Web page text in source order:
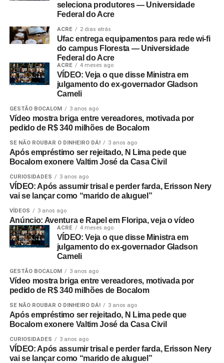
seleciona produtores — Universidade
Federal do Acre
ACRE 2 dias atrás
Ufac entrega equipamentos para rede wi-fi
do campus Floresta — Universidade
Federal do Acre
ACRE 4 meses ago
VÍDEO: Veja o que disse Ministra em
julgamento do ex-governador Gladson
Cameli
GESTÃO BOCALOM 3 anos ago
Vídeo mostra briga entre vereadores, motivada por
pedido de R$ 340 milhões de Bocalom
SE NÃO ROUBAR O DINHEIRO DÁ! 3 anos ago
Após empréstimo ser rejeitado, N Lima pede que
Bocalom exonere Valtim José da Casa Civil
CURIOSIDADES 3 anos ago
VÍDEO: Após assumir trisal e perder farda, Erisson Nery
vai se lançar como “marido de aluguel”
VÍDEOS 3 anos ago
Anúncio: Aventura e Rapel em Floripa, veja o vídeo
ACRE 4 meses ago
VÍDEO: Veja o que disse Ministra em
julgamento do ex-governador Gladson
Cameli
GESTÃO BOCALOM 3 anos ago
Vídeo mostra briga entre vereadores, motivada por
pedido de R$ 340 milhões de Bocalom
SE NÃO ROUBAR O DINHEIRO DÁ! 3 anos ago
Após empréstimo ser rejeitado, N Lima pede que
Bocalom exonere Valtim José da Casa Civil
CURIOSIDADES 3 anos ago
VÍDEO: Após assumir trisal e perder farda, Erisson Nery
vai se lançar como “marido de aluguel”